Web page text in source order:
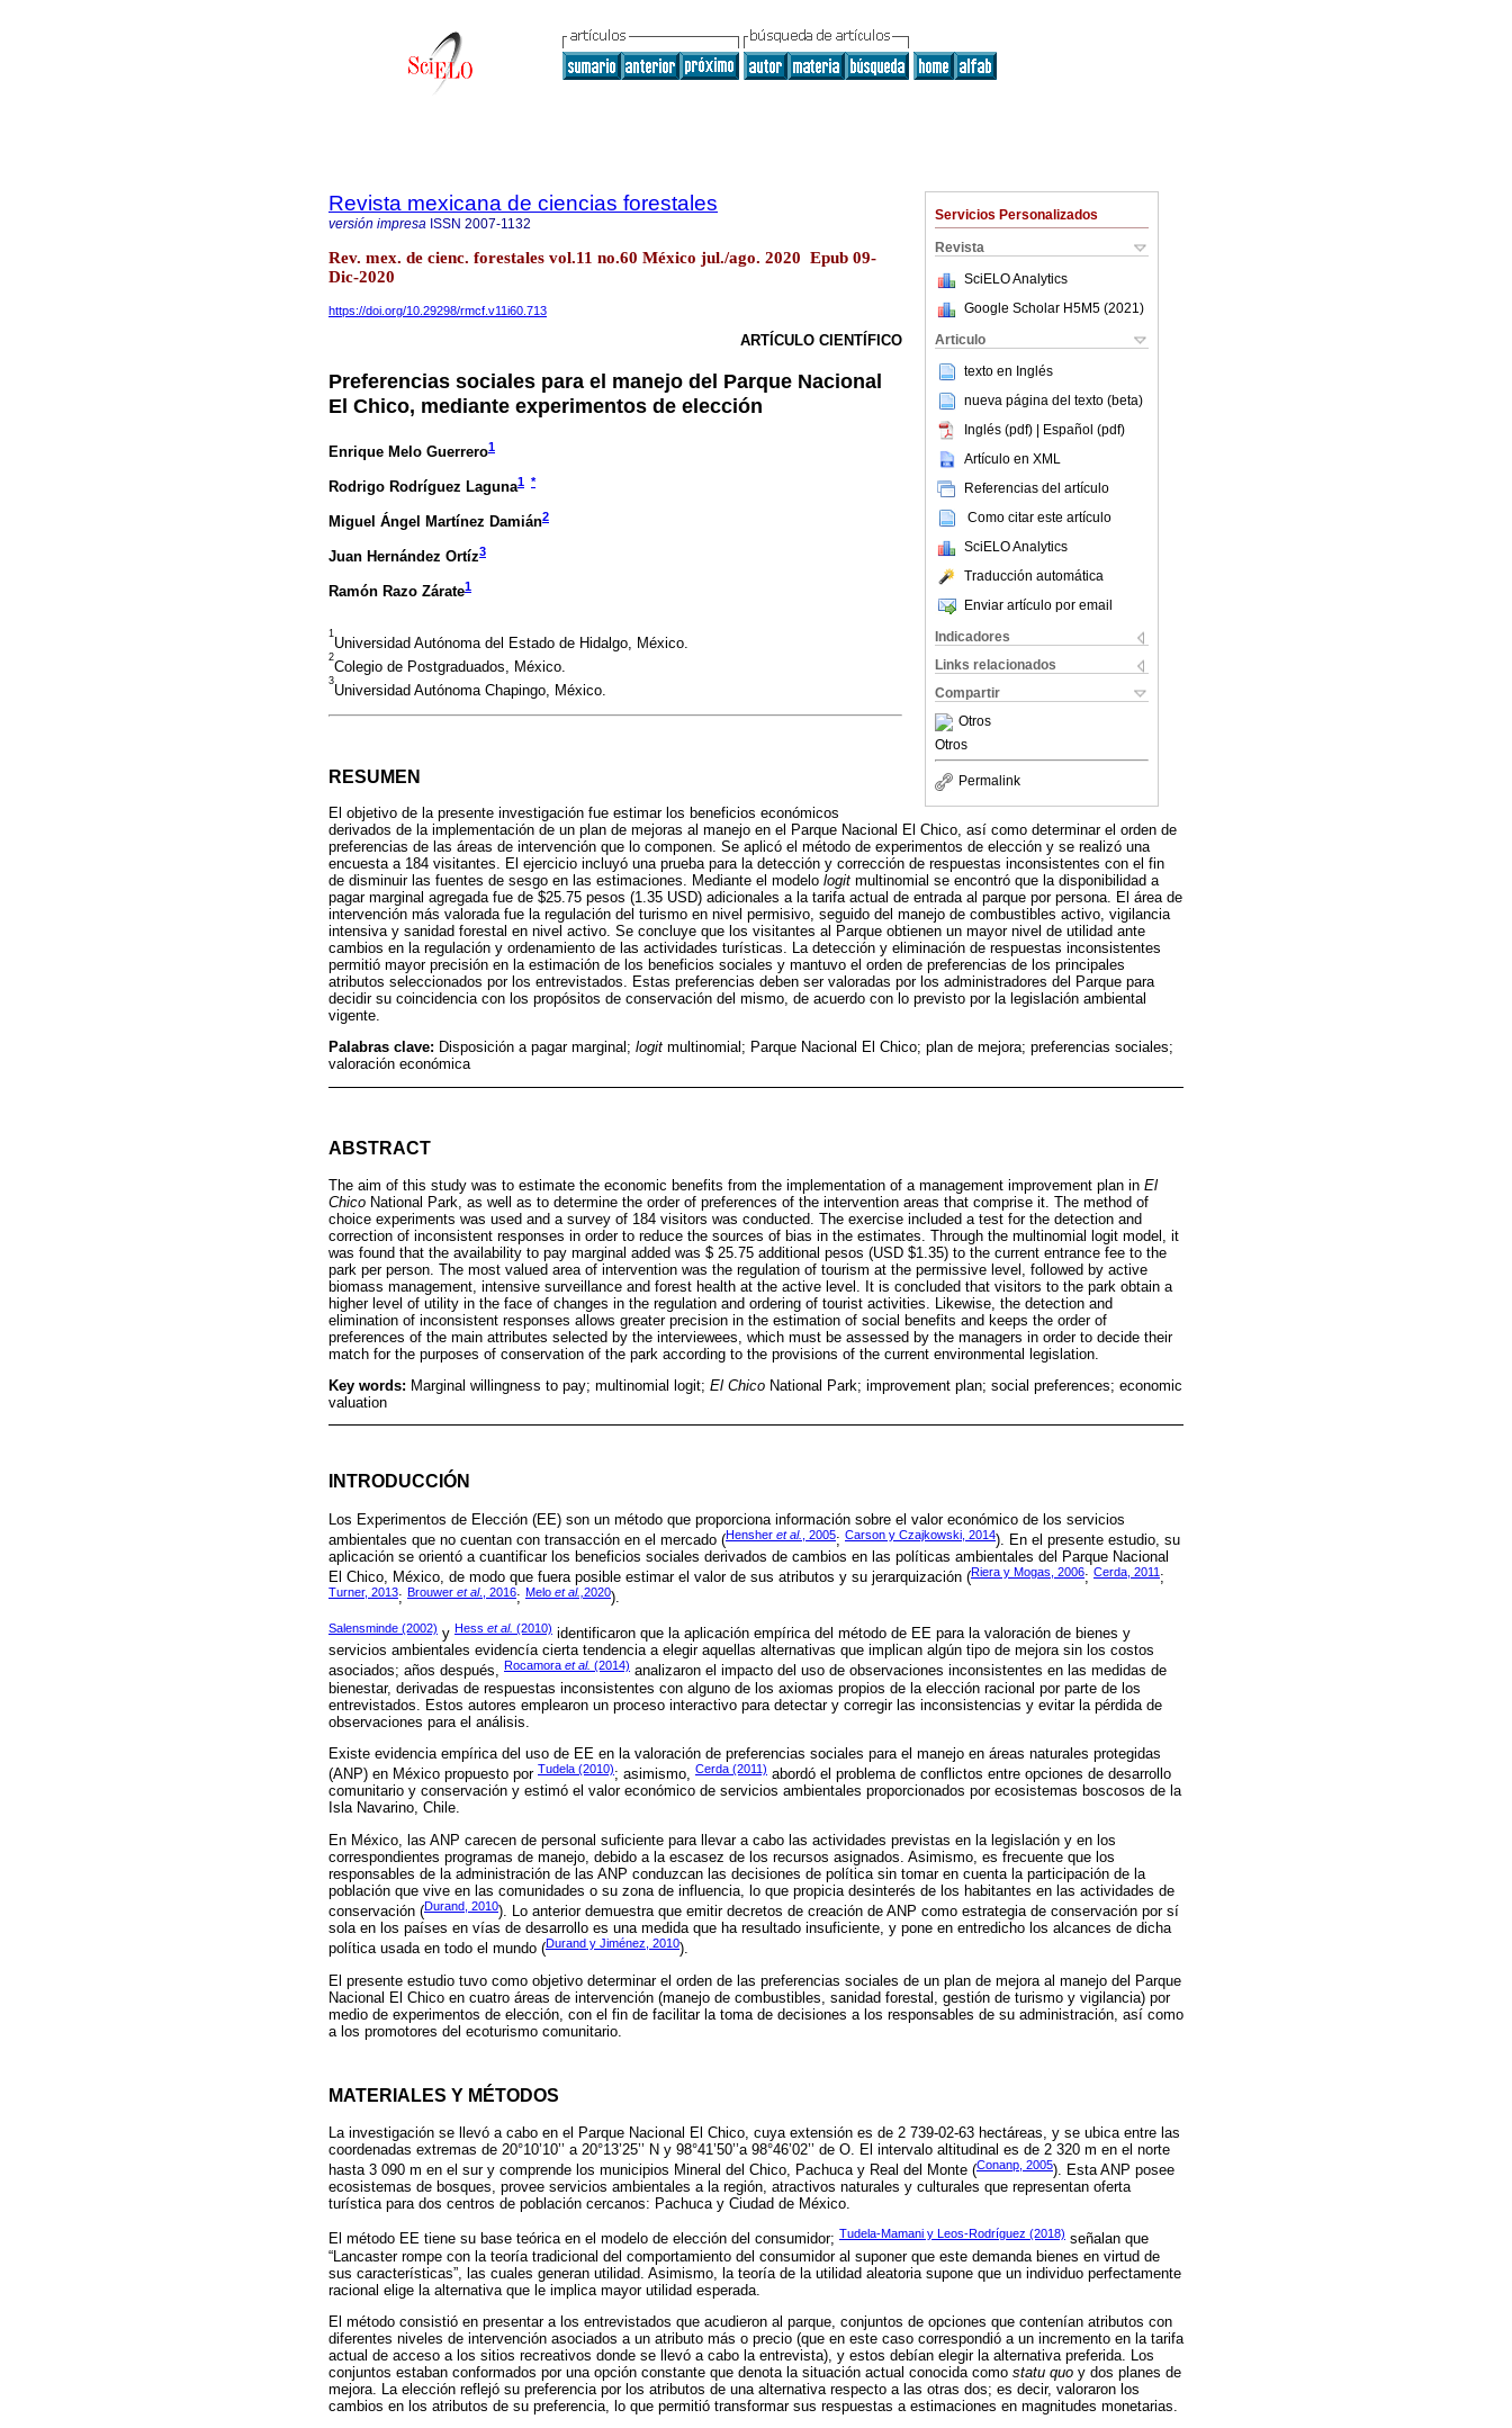
Servicios Personalizados
Revista
SciELO Analytics
Google Scholar H5M5 (2021 )
Articulo
texto en Inglés
nueva página del texto (beta)
Inglés (pdf) | Español (pdf)
Artículo en XML
Referencias del artículo
Como citar este artículo
SciELO Analytics
Traducción automática
Enviar artículo por email
Indicadores
Links relacionados
Compartir
Otros
Otros
Permalink
Revista mexicana de ciencias forestales
versión impresa ISSN 2007-1132
Rev. mex. de cienc. forestales vol.11 no.60 México jul./ago. 2020 Epub 09-
Dic-2020
https://doi.org/10.29298/rmcf.v11i60.713
ARTÍCULO CIENTÍFICO
Preferencias sociales para el manejo del Parque Nacional
El Chico, mediante experimentos de elección
Enrique Melo Guerrero1
Rodrigo Rodríguez Laguna1 *
Miguel Ángel Martínez Damián2
Juan Hernández Ortíz3
Ramón Razo Zárate1
1
Universidad Autónoma del Estado de Hidalgo, México.
2
Colegio de Postgraduados, México.
3
Universidad Autónoma Chapingo, México.
RESUMEN
El objetivo de la presente investigación fue estimar los beneficios económicos
derivados de la implementación de un plan de mejoras al manejo en el Parque Nacional El Chico, así como determinar el orden de
preferencias de las áreas de intervención que lo componen. Se aplicó el método de experimentos de elección y se realizó una
encuesta a 184 visitantes. El ejercicio incluyó una prueba para la detección y corrección de respuestas inconsistentes con el fin
de disminuir las fuentes de sesgo en las estimaciones. Mediante el modelo logit multinomial se encontró que la disponibilidad a
pagar marginal agregada fue de $25.75 pesos (1.35 USD) adicionales a la tarifa actual de entrada al parque por persona. El área de
intervención más valorada fue la regulación del turismo en nivel permisivo, seguido del manejo de combustibles activo, vigilancia
intensiva y sanidad forestal en nivel activo. Se concluye que los visitantes al Parque obtienen un mayor nivel de utilidad ante
cambios en la regulación y ordenamiento de las actividades turísticas. La detección y eliminación de respuestas inconsistentes
permitió mayor precisión en la estimación de los beneficios sociales y mantuvo el orden de preferencias de los principales
atributos seleccionados por los entrevistados. Estas preferencias deben ser valoradas por los administradores del Parque para
decidir su coincidencia con los propósitos de conservación del mismo, de acuerdo con lo previsto por la legislación ambiental
vigente.
Palabras clave: Disposición a pagar marginal; logit multinomial; Parque Nacional El Chico; plan de mejora; preferencias sociales;
valoración económica
ABSTRACT
The aim of this study was to estimate the economic benefits from the implementation of a management improvement plan in El
Chico National Park, as well as to determine the order of preferences of the intervention areas that comprise it. The method of
choice experiments was used and a survey of 184 visitors was conducted. The exercise included a test for the detection and
correction of inconsistent responses in order to reduce the sources of bias in the estimates. Through the multinomial logit model, it
was found that the availability to pay marginal added was $ 25.75 additional pesos (USD $1.35) to the current entrance fee to the
park per person. The most valued area of intervention was the regulation of tourism at the permissive level, followed by active
biomass management, intensive surveillance and forest health at the active level. It is concluded that visitors to the park obtain a
higher level of utility in the face of changes in the regulation and ordering of tourist activities. Likewise, the detection and
elimination of inconsistent responses allows greater precision in the estimation of social benefits and keeps the order of
preferences of the main attributes selected by the interviewees, which must be assessed by the managers in order to decide their
match for the purposes of conservation of the park according to the provisions of the current environmental legislation.
Key words: Marginal willingness to pay; multinomial logit; El Chico National Park; improvement plan; social preferences; economic
valuation
INTRODUCCIÓN
Los Experimentos de Elección (EE) son un método que proporciona información sobre el valor económico de los servicios
ambientales que no cuentan con transacción en el mercado (Hensher et al. , 2005; Carson y Czajkowski, 2014). En el presente estudio, su
aplicación se orientó a cuantificar los beneficios sociales derivados de cambios en las políticas ambientales del Parque Nacional
El Chico, México, de modo que fuera posible estimar el valor de sus atributos y su jerarquización (Riera y Mogas, 2006; Cerda, 2011 ;
Turner, 2013; Brouwer et al., 2016; Melo et al.,2020).
Salensminde (2002) y Hess et al. (2010) identificaron que la aplicación empírica del método de EE para la valoración de bienes y
servicios ambientales evidencía cierta tendencia a elegir aquellas alternativas que implican algún tipo de mejora sin los costos
asociados; años después, Rocamora et al. (2014) analizaron el impacto del uso de observaciones inconsistentes en las medidas de
bienestar, derivadas de respuestas inconsistentes con alguno de los axiomas propios de la elección racional por parte de los
entrevistados. Estos autores emplearon un proceso interactivo para detectar y corregir las inconsistencias y evitar la pérdida de
observaciones para el análisis.
Existe evidencia empírica del uso de EE en la valoración de preferencias sociales para el manejo en áreas naturales protegidas
(ANP) en México propuesto por Tudela (2010); asimismo, Cerda (2011) abordó el problema de conflictos entre opciones de desarrollo
comunitario y conservación y estimó el valor económico de servicios ambientales proporcionados por ecosistemas boscosos de la
Isla Navarino, Chile.
En México, las ANP carecen de personal suficiente para llevar a cabo las actividades previstas en la legislación y en los
correspondientes programas de manejo, debido a la escasez de los recursos asignados. Asimismo, es frecuente que los
responsables de la administración de las ANP conduzcan las decisiones de política sin tomar en cuenta la participación de la
población que vive en las comunidades o su zona de influencia, lo que propicia desinterés de los habitantes en las actividades de
conservación (Durand, 2010). Lo anterior demuestra que emitir decretos de creación de ANP como estrategia de conservación por sí
sola en los países en vías de desarrollo es una medida que ha resultado insuficiente, y pone en entredicho los alcances de dicha
política usada en todo el mundo (Durand y Jiménez, 2010).
El presente estudio tuvo como objetivo determinar el orden de las preferencias sociales de un plan de mejora al manejo del Parque
Nacional El Chico en cuatro áreas de intervención (manejo de combustibles, sanidad forestal, gestión de turismo y vigilancia) por
medio de experimentos de elección, con el fin de facilitar la toma de decisiones a los responsables de su administración, así como
a los promotores del ecoturismo comunitario.
MATERIALES Y MÉTODOS
La investigación se llevó a cabo en el Parque Nacional El Chico, cuya extensión es de 2 739-02-63 hectáreas, y se ubica entre las
coordenadas extremas de 20°10’10’’ a 20°13’25’’ N y 98°41’50’’a 98°46’02’’ de O. El intervalo altitudinal es de 2 320 m en el norte
hasta 3 090 m en el sur y comprende los municipios Mineral del Chico, Pachuca y Real del Monte (Conanp, 2005). Esta ANP posee
ecosistemas de bosques, provee servicios ambientales a la región, atractivos naturales y culturales que representan oferta
turística para dos centros de población cercanos: Pachuca y Ciudad de México.
El método EE tiene su base teórica en el modelo de elección del consumidor; Tudela-Mamani y Leos-Rodríguez (2018) señalan que
“Lancaster rompe con la teoría tradicional del comportamiento del consumidor al suponer que este demanda bienes en virtud de
sus características”, las cuales generan utilidad. Asimismo, la teoría de la utilidad aleatoria supone que un individuo perfectamente
racional elige la alternativa que le implica mayor utilidad esperada.
El método consistió en presentar a los entrevistados que acudieron al parque, conjuntos de opciones que contenían atributos con
diferentes niveles de intervención asociados a un atributo más o precio (que en este caso correspondió a un incremento en la tarifa
actual de acceso a los sitios recreativos donde se llevó a cabo la entrevista), y estos debían elegir la alternativa preferida. Los
conjuntos estaban conformados por una opción constante que denota la situación actual conocida como statu quo y dos planes de
mejora. La elección reflejó su preferencia por los atributos de una alternativa respecto a las otras dos; es decir, valoraron los
cambios en los atributos de su preferencia, lo que permitió transformar sus respuestas a estimaciones en magnitudes monetarias.